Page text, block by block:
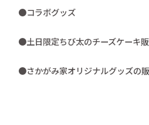
●コラボグッズ
●土日限定ちび太のチーズケーキ
●さかがみ家オリジナルグッズの